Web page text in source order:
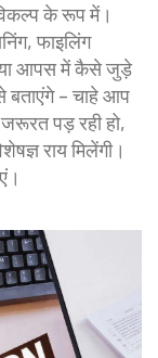
के रूप में।
फाइलिंग
आपस में कैसे जुड़े
बताएंगे – चाहे आप
जरूरत पड़ रही हो,
राय मिलेंगी।